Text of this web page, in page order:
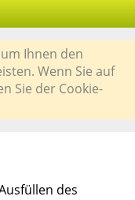
Ihnen den
Wenn Sie auf
Sie der Cookie-
des